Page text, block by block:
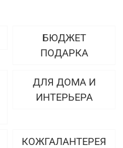
БЮДЖЕТ
ПОДАРКА
ДЛЯ ДОМА И
ИНТЕРЬЕРА
КОЖГАЛАНТЕРЕЯ